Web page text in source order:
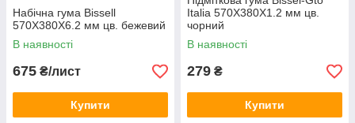
Набічна гума Bissell
570X380X6.2 мм цв. бежевий
В наявності
675 ₴/лист
Купити
Italia 570X380X1.2 мм цв.
чорний
В наявності
279 ₴
Купити